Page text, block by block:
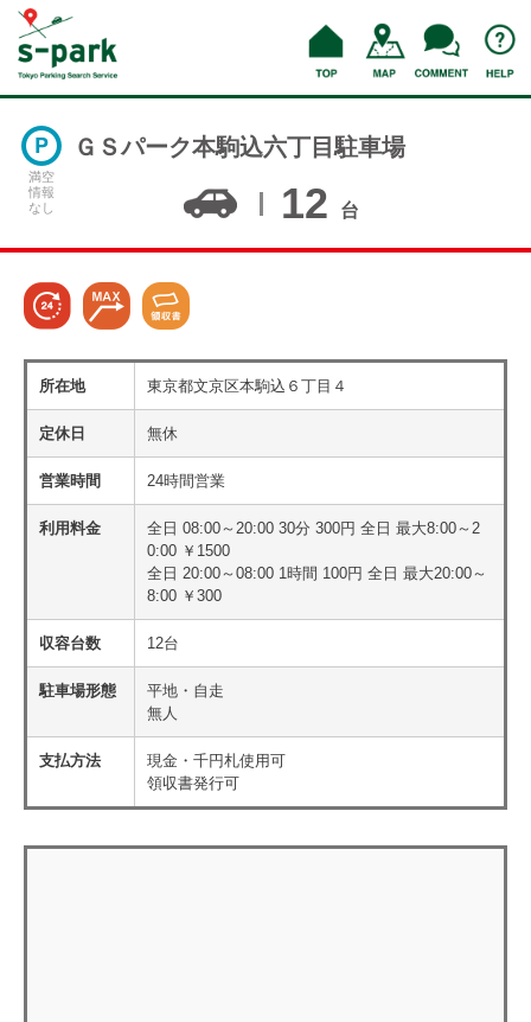
満空
情報
なし
ＧＳパーク本駒込六丁目駐車場
12 台
所在地 東京都文京区本駒込６丁目４
定休日 無休
営業時間 24時間営業
利用料金
全日 08:00～20:00 30分 300円 全日 最大8:00～2
0:00 ￥1500
全日 20:00～08:00 1時間 100円 全日 最大20:00～
8:00 ￥300
収容台数 12台
駐車場形態
平地・自走
無人
支払方法
現金・千円札使用可
領収書発行可